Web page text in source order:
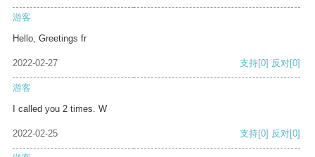
游客
Hello, Greetings fr
2022-02-27 支持[0] 反对[0]
游客
I called you 2 times. W
2022-02-25 支持[0] 反对[0]